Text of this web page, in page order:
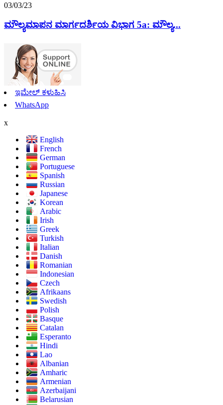
03/03/23
ಮೌಲ್ಯಮಾಪನ ಮಾರ್ಗದರ್ಶಿಯ ವಿಭಾಗ 5a: ಮೌಲ್ಯ...
ಇಮೇಲ್ ಕಳುಹಿಸಿ
WhatsApp
x
English
French
German
Portuguese
Spanish
Russian
Japanese
Korean
Arabic
Irish
Greek
Turkish
Italian
Danish
Romanian
Indonesian
Czech
Afrikaans
Swedish
Polish
Basque
Catalan
Esperanto
Hindi
Lao
Albanian
Amharic
Armenian
Azerbaijani
Belarusian